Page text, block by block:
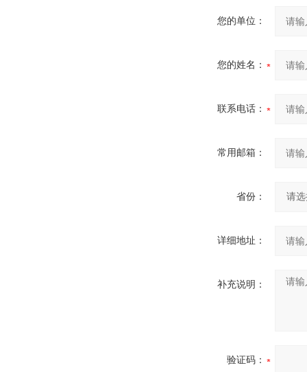
您的单位：
您的姓名：
联系电话：
常用邮箱：
省份：
详细地址：
补充说明：
验证码：